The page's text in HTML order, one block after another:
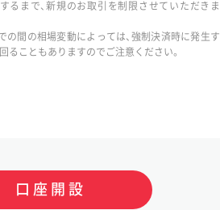
るまで、新規のお取引を制限させていただきま
の間の相場変動によっては、強制決済時に発生す
ることもありますのでご注意ください。
口座開設